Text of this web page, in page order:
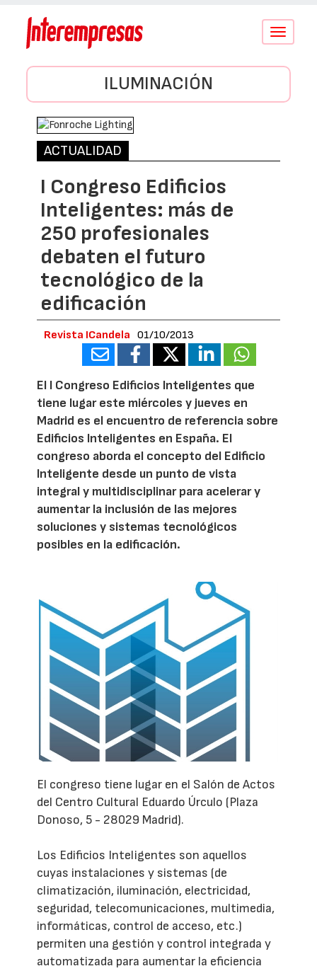
Conmutar
ILUMINACIÓN
ACTUALIDAD
I Congreso Edificios
Inteligentes: más de
250 profesionales
debaten el futuro
tecnológico de la
edificación
Revista ICandela 01/10/2013
El I Congreso Edificios Inteligentes que
tiene lugar este miércoles y jueves en
Madrid es el encuentro de referencia sobre
Edificios Inteligentes en España. El
congreso aborda el concepto del Edificio
Inteligente desde un punto de vista
integral y multidisciplinar para acelerar y
aumentar la inclusión de las mejores
soluciones y sistemas tecnológicos
posibles en la edificación.
El congreso tiene lugar en el Salón de Actos
del Centro Cultural Eduardo Úrculo (Plaza
Donoso, 5 - 28029 Madrid).
Los Edificios Inteligentes son aquellos
cuyas instalaciones y sistemas (de
climatización, iluminación, electricidad,
seguridad, telecomunicaciones, multimedia,
informáticas, control de acceso, etc.)
permiten una gestión y control integrada y
automatizada para aumentar la eficiencia